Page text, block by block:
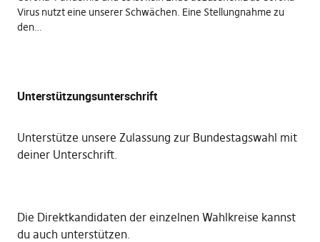
Virus nutzt eine unserer Schwächen. Eine Stellungnahme zu
den…
Unterstützungsunterschrift
Unterstütze unsere Zulassung zur Bundestagswahl mit
deiner Unterschrift.
Die Direktkandidaten der einzelnen Wahlkreise kannst
du auch unterstützen.